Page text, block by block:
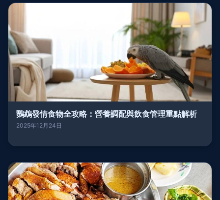
鸚鵡發情食物全攻略：營養調配與飲食管理重點解析
2025年12月24日